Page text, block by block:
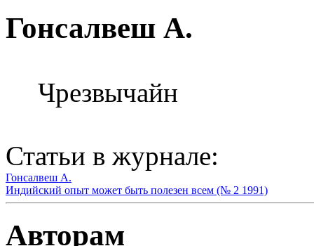
Гонсалвеш А.
Чрезвычайн
Статьи в журнале:
Гонсалвеш А.
Индийский опыт может быть полезен всем (№ 2 1991)
Авторам